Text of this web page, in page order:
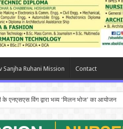
Sanjha Ruhani Mission Contact
के एनएसएस विंग द्वारा भव्य ‘मिलन भोज’ का आयोजन